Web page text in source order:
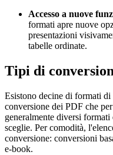
Accesso a nuove
formati apre nuove
presentazioni
tabelle ordinate.
Tipi di
Esistono decine di formati
conversione dei PDF che
generalmente diversi
sceglie. Per comodità,
conversione: conversioni
e-book.